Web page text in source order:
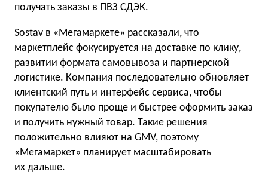
получать заказы в ПВЗ СДЭК.
Sostav в «Мегамаркете» рассказали, что
маркетплейс фокусируется на доставке по клику,
развитии формата самовывоза и партнерской
логистике. Компания последовательно обновляет
клиентский путь и интерфейс сервиса, чтобы
покупателю было проще и быстрее оформить заказ
и получить нужный товар. Такие решения
положительно влияют на GMV, поэтому
«Мегамаркет» планирует масштабировать
их дальше.